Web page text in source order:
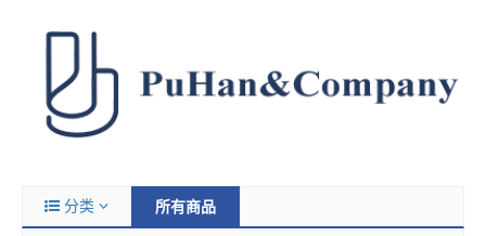
分类
所有商品